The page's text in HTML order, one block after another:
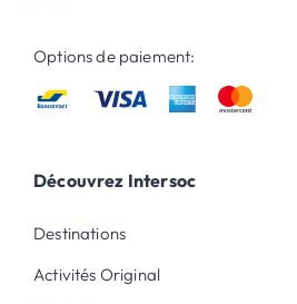
Options de paiement:
Découvrez Intersoc
Destinations
Activités Original